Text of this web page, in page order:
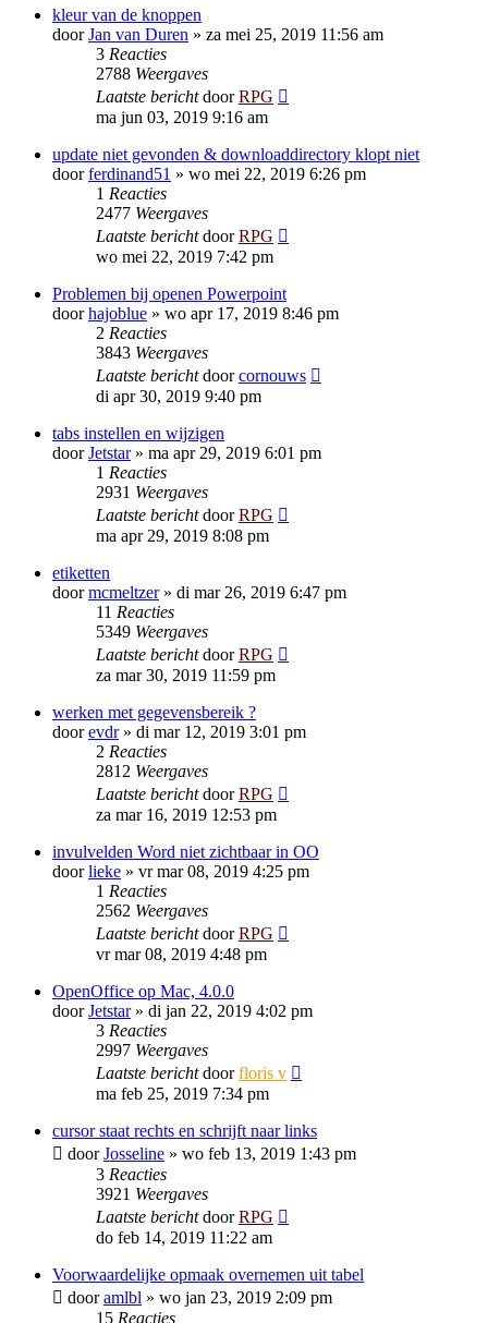
kleur van de knoppen
doorJan van Duren » za mei 25, 2019 11:56 am
3 Reacties
2788 Weergaves
Laatste berichtdoorRPG
ma jun 03, 2019 9:16 am
update niet gevonden & downloaddirectory klopt niet
doorferdinand51 » wo mei 22, 2019 6:26 pm
1 Reacties
2477 Weergaves
Laatste berichtdoorRPG
wo mei 22, 2019 7:42 pm
Problemen bij openen Powerpoint
doorhajoblue » wo apr 17, 2019 8:46 pm
2 Reacties
3843 Weergaves
Laatste berichtdoorcornouws
di apr 30, 2019 9:40 pm
tabs instellen en wijzigen
doorJetstar» ma apr 29, 2019 6:01 pm
1 Reacties
2931 Weergaves
Laatste berichtdoorRPG
ma apr 29, 2019 8:08 pm
etiketten
doormcmeltzer» di mar 26, 2019 6:47 pm
11 Reacties
5349 Weergaves
Laatste berichtdoorRPG
za mar 30, 2019 11:59 pm
werken met gegevensbereik ?
doorevdr» di mar 12, 2019 3:01 pm
2 Reacties
2812 Weergaves
Laatste berichtdoorRPG
za mar 16, 2019 12:53 pm
invulvelden Word niet zichtbaar in OO
doorlieke » vr mar 08, 2019 4:25 pm
1 Reacties
2562 Weergaves
Laatste berichtdoorRPG
vr mar 08, 2019 4:48 pm
OpenOffice op Mac, 4.0.0
doorJetstar» di jan 22, 2019 4:02 pm
3 Reacties
2997 Weergaves
Laatste berichtdoorfloris v
ma feb 25, 2019 7:34 pm
cursor staat rechts en schrijft naar links
doorJosseline » wo feb 13, 2019 1:43 pm
3 Reacties
3921 Weergaves
Laatste berichtdoorRPG
do feb 14, 2019 11:22 am
Voorwaardelijke opmaak overnemen uit tabel
dooramlbl » wo jan 23, 2019 2:09 pm
15 Reacties